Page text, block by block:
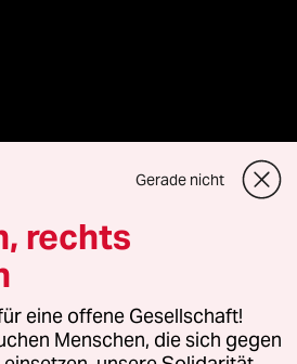
Vertriebs GmbH
Fragen oder für Genehmigungen
Gerade nicht
rechts
eine offene Gesellschaft!
Menschen, die sich gegen